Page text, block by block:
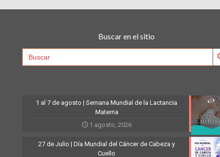
Buscar en el sitio
Search
1 al 7 de agosto | Semana Mundial de la Lactancia
Materna
1 agosto, 2026
27 de Julio | Día Mundial del Cáncer de Cabeza y
Cuello